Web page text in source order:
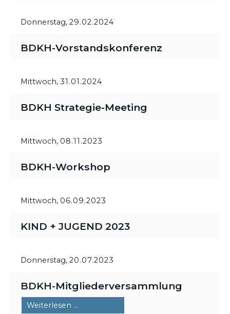
Donnerstag, 29.02.2024
BDKH-Vorstandskonferenz
Mittwoch, 31.01.2024
BDKH Strategie-Meeting
Mittwoch, 08.11.2023
BDKH-Workshop
Mittwoch, 06.09.2023
KIND + JUGEND 2023
Donnerstag, 20.07.2023
BDKH-Mitgliederversammlung
Weiterlesen …